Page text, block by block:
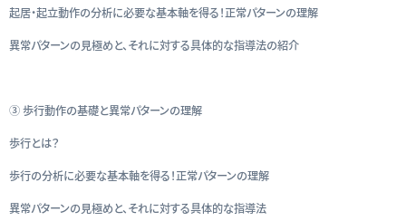
起居・起立動作の分析に必要な基本軸を得る！正常パターンの理解
異常パターンの見極めと、それに対する具体的な指導法の紹介
③ 歩行動作の基礎と異常パターンの理解
歩行とは？
歩行の分析に必要な基本軸を得る！正常パターンの理解
異常パターンの見極めと、それに対する具体的な指導法